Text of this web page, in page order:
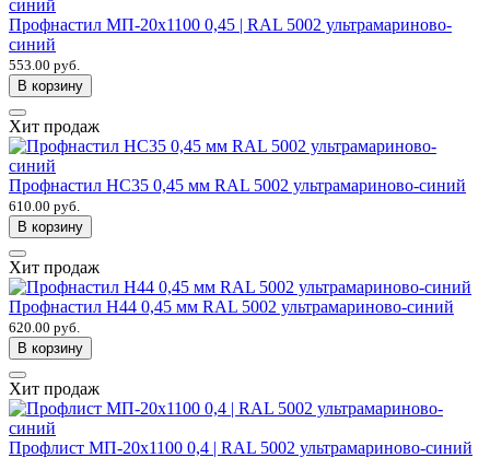
Профнастил МП-20х1100 0,45 | RAL 5002 ультрамариново-
синий
553.00 руб.
В корзину
Хит продаж
Профнастил НС35 0,45 мм RAL 5002 ультрамариново-синий
610.00 руб.
В корзину
Хит продаж
Профнастил Н44 0,45 мм RAL 5002 ультрамариново-синий
620.00 руб.
В корзину
Хит продаж
Профлист МП-20х1100 0,4 | RAL 5002 ультрамариново-синий